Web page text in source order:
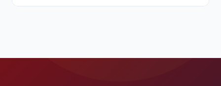
kedap air sebelum pemuatan.